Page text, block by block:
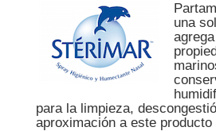
una
para la limpieza,
aproximación a este